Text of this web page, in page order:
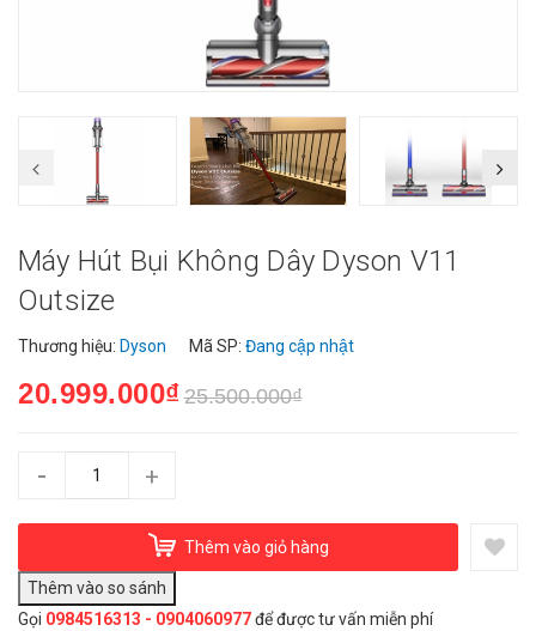
Máy Hút Bụi Không Dây Dyson V11
Outsize
Thương hiệu: Dyson Mã SP: Đang cập nhật
20.999.000₫25.500.000₫
- +
Thêm vào giỏ hàng
Gọi 0984516313 - 0904060977để được tư vấn miễn phí